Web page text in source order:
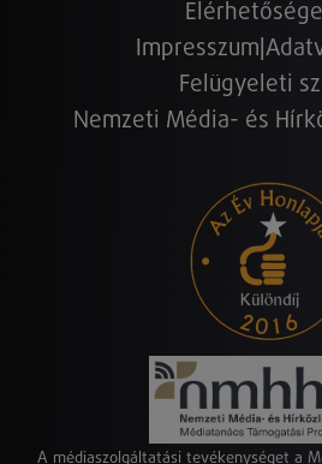
Impresszum
Felügyeleti
Nemzeti Média- és
A médiaszolgáltatási tevékenységet a